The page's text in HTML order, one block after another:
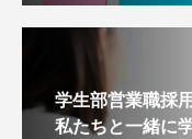
学生部営業職採
私たちと一緒に